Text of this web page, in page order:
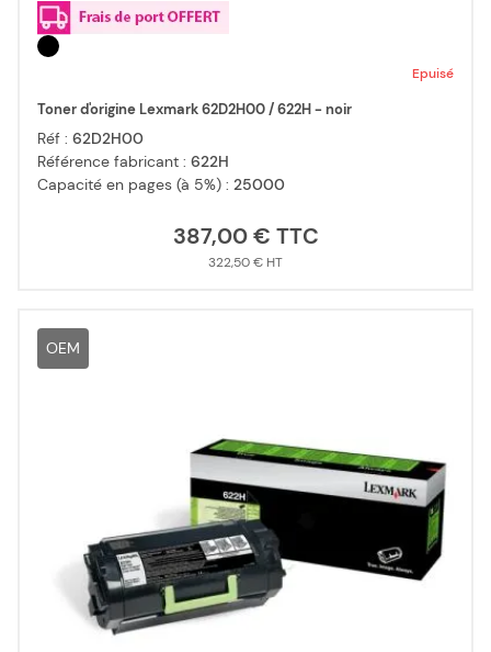
Epuisé
Toner d'origine Lexmark 62D2H00 / 622H - noir
Réf : 62D2H00
Référence fabricant : 622H
Capacité en pages (à 5%) : 25000
387,00 €
322,50 €
OEM